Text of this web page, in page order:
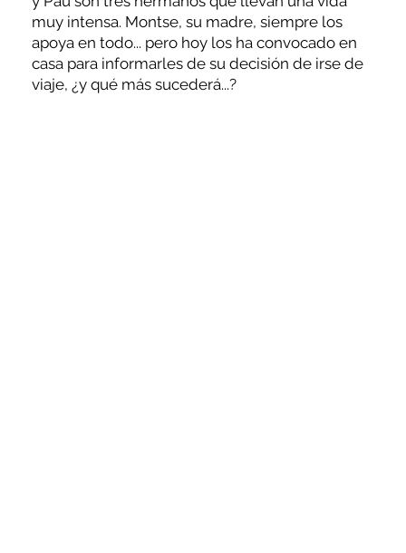
muy intensa. Montse, su madre, siempre los
apoya en todo... pero hoy los ha convocado en
casa para informarles de su decisión de irse de
viaje, ¿y qué más sucederá...?